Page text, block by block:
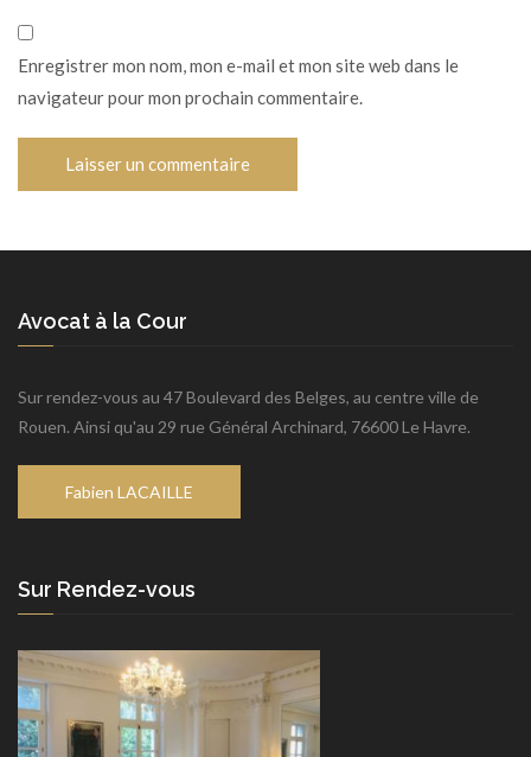
Enregistrer mon nom, mon e-mail et mon site web dans le
navigateur pour mon prochain commentaire.
Avocat à la Cour
Sur rendez-vous au 47 Boulevard des Belges, au centre ville de
Rouen. Ainsi qu'au 29 rue Général Archinard, 76600 Le Havre.
Fabien LACAILLE
Sur Rendez-vous